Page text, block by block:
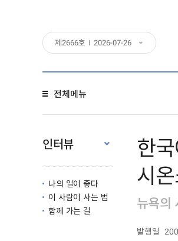
제 2666호 2026-07-26
전체메뉴
인터뷰
나의 일이 좋다
이 사람이 사는 법
함께 가는 길
한
시
뉴욕의
발행일